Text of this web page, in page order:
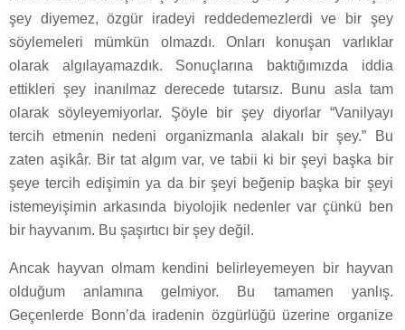
şey diyemez, özgür iradeyi reddedemezlerdi ve bir şey
söylemeleri mümkün olmazdı. Onları konuşan varlıklar
olarak algılayamazdık. Sonuçlarına baktığımızda iddia
ettikleri şey inanılmaz derecede tutarsız. Bunu asla tam
olarak söyleyemiyorlar. Şöyle bir şey diyorlar “Vanilyayı
tercih etmenin nedeni organizmanla alakalı bir şey.” Bu
zaten aşikâr. Bir tat algım var, ve tabii ki bir şeyi başka bir
şeye tercih edişimin ya da bir şeyi beğenip başka bir şeyi
istemeyişimin arkasında biyolojik nedenler var çünkü ben
bir hayvanım. Bu şaşırtıcı bir şey değil.
Ancak hayvan olmam kendini belirleyemeyen bir hayvan
olduğum anlamına gelmiyor. Bu tamamen yanlış.
Geçenlerde Bonn’da iradenin özgürlüğü üzerine organize